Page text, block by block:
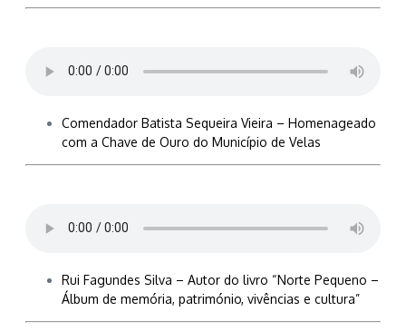
Comendador Batista Sequeira Vieira – Homenageado
com a Chave de Ouro do Município de Velas
Rui Fagundes Silva – Autor do livro “Norte Pequeno –
Álbum de memória, património, vivências e cultura”